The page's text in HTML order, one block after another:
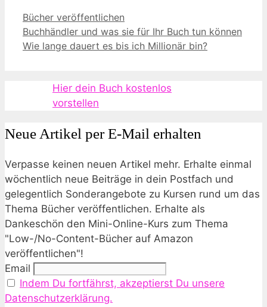
Kategorien
Bücher veröffentlichen
Buchhändler und was sie für Ihr Buch tun können
Wie lange dauert es bis ich Millionär bin?
Hier dein Buch kostenlos
vorstellen
Neue Artikel per E-Mail erhalten
Verpasse keinen neuen Artikel mehr. Erhalte einmal
wöchentlich neue Beiträge in dein Postfach und
gelegentlich Sonderangebote zu Kursen rund um das
Thema Bücher veröffentlichen. Erhalte als
Dankeschön den Mini-Online-Kurs zum Thema
"Low-/No-Content-Bücher auf Amazon
veröffentlichen"!
Email
Indem Du fortfährst, akzeptierst Du unsere
Datenschutzerklärung.